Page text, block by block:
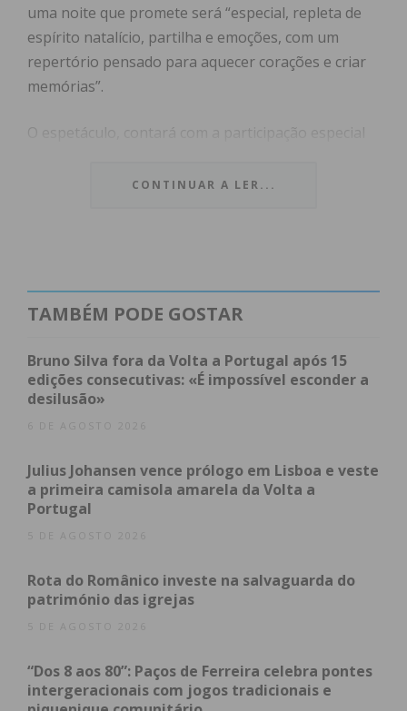
uma noite que promete será “especial, repleta de
espírito natalício, partilha e emoções, com um
repertório pensado para aquecer corações e criar
memórias”.
O espetáculo, contará com a participação especial
com a colaboração da Percussão Fanfarra de Paços,
Segundo a organização, ““Ecos de Natal” é um novo
espetáculo natalício que a Banda Musical de Paços
de Ferreira apresenta este ano pela primeira vez. A
nossa intenção é que este concerto se torne uma
tradição anual no concelho, trazendo o espírito de
O concerto, “reúne algumas das mais belas músicas
nacionais e internacionais de Natal, interpretadas
2025”. “Além disso, o espetáculo inclui dois temas
de paços de Ferreira, e com alguns elementos de
percussão da Fanfarra dos bombeiros Voluntários
CONTINUAR A LER...
TAMBÉM PODE GOSTAR
Bruno Silva fora da Volta a Portugal após 15
edições consecutivas: «É impossível esconder a
desilusão»
6 DE AGOSTO 2026
Julius Johansen vence prólogo em Lisboa e veste
a primeira camisola amarela da Volta a
Portugal
5 DE AGOSTO 2026
Rota do Românico investe na salvaguarda do
património das igrejas
5 DE AGOSTO 2026
“Dos 8 aos 80”: Paços de Ferreira celebra pontes
intergeracionais com jogos tradicionais e